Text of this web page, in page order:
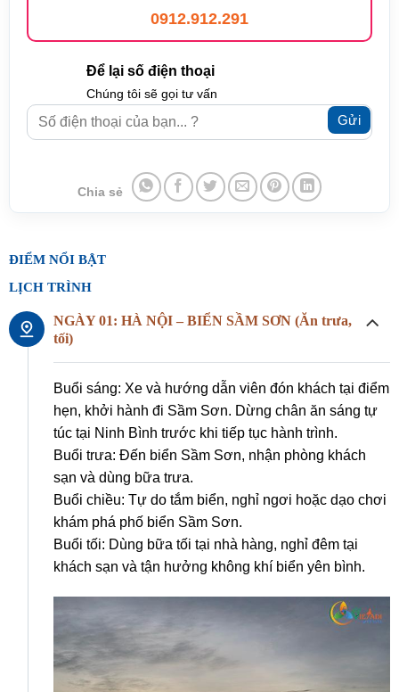
ĐIỂM NỔI BẬT
LỊCH TRÌNH
NGÀY 01: HÀ NỘI – BIỂN SẦM SƠN (Ăn trưa,
tối)
Buổi sáng: Xe và hướng dẫn viên đón khách tại điểm
hẹn, khởi hành đi Sầm Sơn. Dừng chân ăn sáng tự
túc tại Ninh Bình trước khi tiếp tục hành trình.
Buổi trưa: Đến biển Sầm Sơn, nhận phòng khách
sạn và dùng bữa trưa.
Buổi chiều: Tự do tắm biển, nghỉ ngơi hoặc dạo chơi
khám phá phố biển Sầm Sơn.
Buổi tối: Dùng bữa tối tại nhà hàng, nghỉ đêm tại
khách sạn và tận hưởng không khí biển yên bình.
0912.912.291
Để lại số điện thoại
Chúng tôi sẽ gọi tư vấn
Chia sẻ